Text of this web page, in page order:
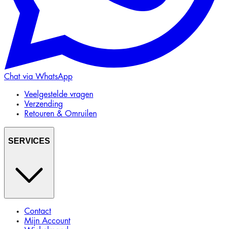
Chat via WhatsApp
Veelgestelde vragen
Verzending
Retouren & Omruilen
SERVICES
Contact
Mijn Account